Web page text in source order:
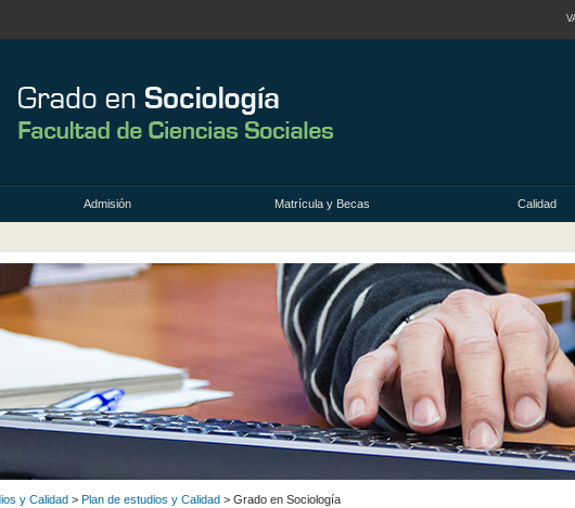
Admisión Matrícula y Becas Calidad
y Calidad > Plan de estudios y Calidad > Grado en Sociología